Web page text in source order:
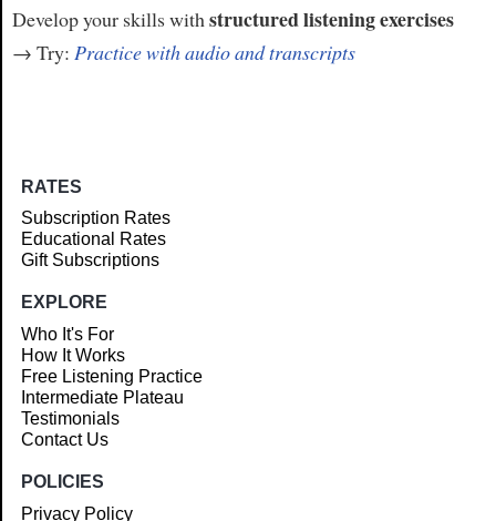
Develop your skills withstructured listening exercises
→ Try: Practice with audio and transcripts
RATES
Subscription Rates
Educational Rates
Gift Subscriptions
EXPLORE
Who It's For
How It Works
Free Listening Practice
Intermediate Plateau
Testimonials
Contact Us
POLICIES
Privacy Policy